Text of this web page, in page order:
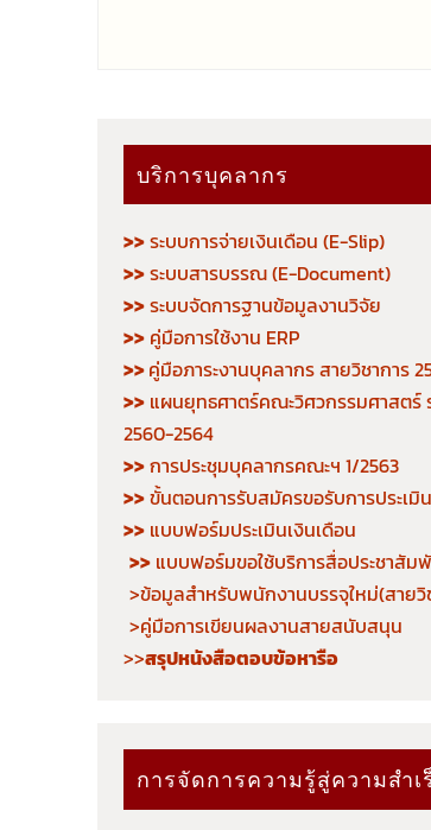
บริการบุคลากร
>>ระบบการจ่ายเงินเดือน (E-Slip)
>>ระบบสารบรรณ (E-Document)
>>ระบบจัดการฐานข้อมูลงานวิจัย
>>คู่มือการใช้งาน ERP
>>คู่มือภาระงานบุคลากร สายวิชาการ
>>แผนยุทธศาตร์คณะวิศวกรรมศาสตร์
2560-2564
>>การประชุมบุคลากรคณะฯ 1/2563
>>ขั้นตอนการรับสมัครขอรับการประเมิน
>>แบบฟอร์มประเมินเงินเดือน
>>แบบฟอร์มขอใช้บริการสื่อประชาสัม
>ข้อมูลสำหรับพนักงานบรรจุใหม่(สายวิ
>คู่มือการเขียนผลงานสายสนับสนุน
>>สรุปหนังสือตอบข้อหารือ
การจัดการความรู้สู่ความสำเ